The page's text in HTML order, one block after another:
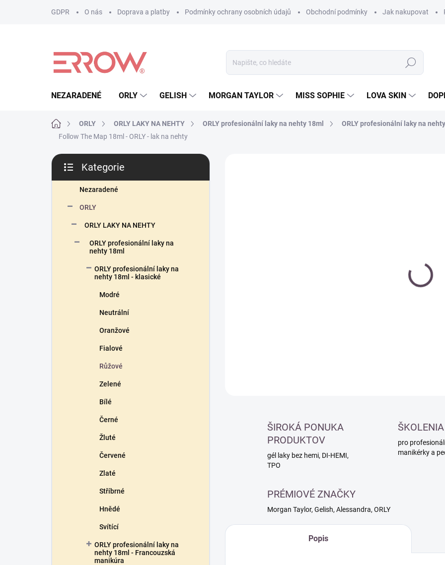
GDPR O nás Doprava a platby Podmínky ochrany osobních údajů Obchodní podmínky Jak nakupovat
Hledat
NEZARADENÉ ORLY GELISH MORGAN TAYLOR MISS SOPHIE LOVA SKIN
Domů ORLY ORLY LAKY NA NEHTY ORLY profesionální laky na nehty 18ml ORLY profesionální laky na
Follow The Map 18ml - ORLY - lak na nehty
P
s
kategorie
Kategorie
Nezaradené
ORLY
ORLY LAKY NA NEHTY
ORLY profesionální laky na
nehty 18ml
ORLY profesionální laky na
nehty 18ml - klasické
Modré
Neutrální
Oranžové
Fialové
Růžové
Zelené
Bílé
Černé
Žluté
Červené
Zlaté
Stříbrné
Hnědé
Svítící
ORLY profesionální laky na
nehty 18ml - Francouzská
manikúra
ŠIROKÁ PONUKA
PRODUKTOV
gél laky bez hemi, DI-HEMI,
TPO
ŠKOLENIA
pro
manikérky a
PRÉMIOVÉ ZNAČKY
Morgan Taylor, Gelish, Alessandra, ORLY
Popis